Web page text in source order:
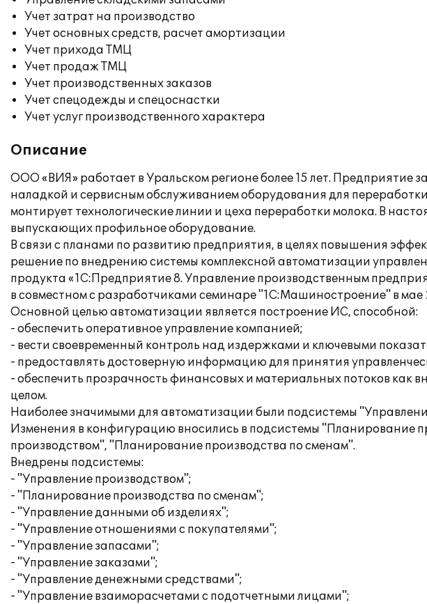
Учет затрат на производство
Учет основных средств, расчет амортизации
Учет прихода ТМЦ
Учет продаж ТМЦ
Учет производственных заказов
Учет спецодежды и спецоснастки
Учет услуг производственного характера
Описание
ООО «ВИЯ» работает в Уральском регионе более 15 лет. Предприятие
наладкой и сервисным обслуживанием оборудования для
монтирует технологические линии и цеха переработки молока. В
выпускающих профильное оборудование.
В связи с планами по развитию предприятия, в целях повышения
решение по внедрению системы комплексной автоматизации
продукта «1С:Предприятие 8. Управление производственным
в совместном с разработчиками семинаре "1С:Машиностроение" в мае
Основной целью автоматизации является построение ИС, способной:
- обеспечить оперативное управление компанией;
- вести своевременный контроль над издержками и ключевыми
- предоставлять достоверную информацию для принятия
- обеспечить прозрачность финансовых и материальных потоков как
целом.
Наиболее значимыми для автоматизации были подсистемы
Изменения в конфигурацию вносились в подсистемы "Планирование
производством", "Планирование производства по сменам".
Внедрены подсистемы:
- "Управление производством";
- "Планирование производства по сменам";
- "Управление данными об изделиях";
- "Управление отношениями с покупателями";
- "Управление запасами";
- "Управление заказами";
- "Управление денежными средствами";
- "Управление взаиморасчетами с подотчетными лицами";